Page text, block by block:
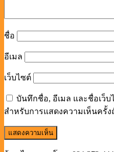
ชื่อ
อีเมล
เว็บไซต์
บันทึกชื่อ, อีเมล และชื่อเว็
สำหรับการแสดงความเห็นครั้ง